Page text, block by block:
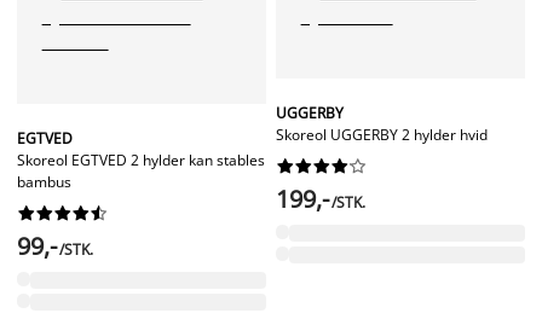
EGTVED
Skoreol EGTVED 2 hylder kan stables
bambus






99,-/STK.
UGGERBY
Skoreol UGGERBY 2 hylder hvid






199,-/STK.